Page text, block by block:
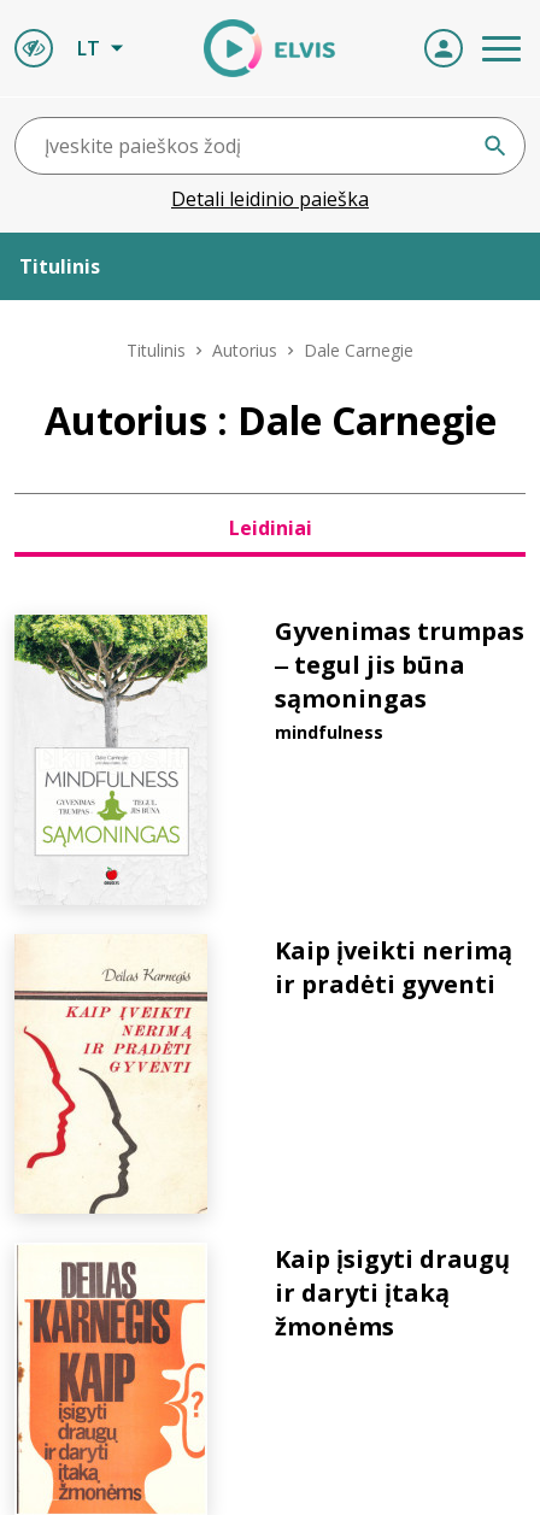
LT
Detali leidinio paieška
Titulinis
Leidiniai
D.U.K.
Titulinis Autorius Dale Carnegie
Autorius : Dale Carnegie
Leidiniai
Gyvenimas trumpas
‒ tegul jis būna
sąmoningas
mindfulness
Kaip įveikti nerimą
ir pradėti gyventi
Kaip įsigyti draugų
ir daryti įtaką
žmonėms